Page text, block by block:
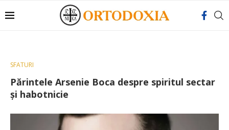
SFATURI
Părintele Arsenie Boca despre spiritul sectar
și habotnicie